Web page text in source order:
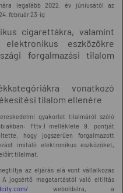
legalább 2022. év júniusától az
február 23-ig
cigarettákra, valamint
eszközökre
forgalmazási tilalom
vonatkozó
tilalom ellenére
gyakorlat tilalmáról szóló
Fttv.) melléklete 9. pontját
hogy jogszerűen forgalmazott
imitáló elektronikus eszközöket,
tilalmat.
az eljárás alá vont vállalkozás
jogsértő magatartástól való eltiltás
weboldalra, a